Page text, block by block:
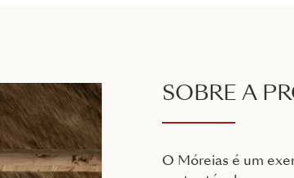
SOBRE A
O Móreias é um